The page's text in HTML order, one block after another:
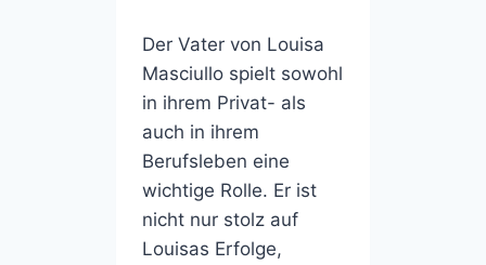
Der Vater von Louisa
Masciullo spielt sowohl
in ihrem Privat- als
auch in ihrem
Berufsleben eine
wichtige Rolle. Er ist
nicht nur stolz auf
Louisas Erfolge,